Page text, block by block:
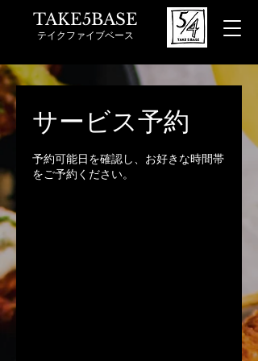
TAKE5BASE
テイクファイブベース
サービス予約
予約可能日を確認し、お好きな時間帯
をご予約ください。